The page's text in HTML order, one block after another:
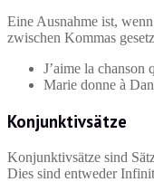
Eine Ausnahme ist,
zwischen Kommas
J’aime la chanson
Marie donne à
Konjunktivsätze
Konjunktivsätze sind
Dies sind entweder